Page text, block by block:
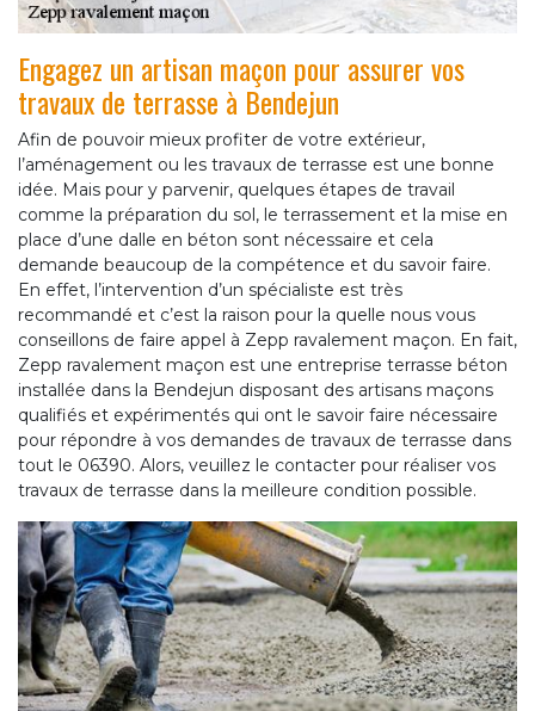
Engagez un artisan maçon pour assurer vos
travaux de terrasse à Bendejun
Afin de pouvoir mieux profiter de votre extérieur,
l’aménagement ou les travaux de terrasse est une bonne
idée. Mais pour y parvenir, quelques étapes de travail
comme la préparation du sol, le terrassement et la mise en
place d’une dalle en béton sont nécessaire et cela
demande beaucoup de la compétence et du savoir faire.
En effet, l’intervention d’un spécialiste est très
recommandé et c’est la raison pour la quelle nous vous
conseillons de faire appel à Zepp ravalement maçon. En fait,
Zepp ravalement maçon est une entreprise terrasse béton
installée dans la Bendejun disposant des artisans maçons
qualifiés et expérimentés qui ont le savoir faire nécessaire
pour répondre à vos demandes de travaux de terrasse dans
tout le 06390. Alors, veuillez le contacter pour réaliser vos
travaux de terrasse dans la meilleure condition possible.